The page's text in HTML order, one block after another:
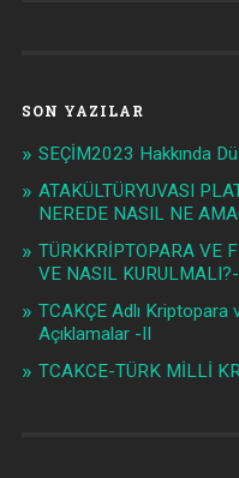
SON YAZILAR
SEÇİM2023 Hakkında
ATAKÜLTÜRYUVASI
NEREDE NASIL NE
TÜRKKRİPTOPARA VE
VE NASIL
TCAKÇE Adlı Kriptopara
Açıklamalar -II
TCAKCE-TÜRK MİLLİ